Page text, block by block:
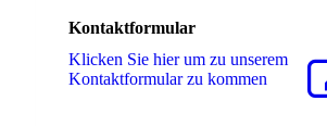
Kontaktformular
Klicken Sie hier um zu unserem
Kon­takt­for­mu­lar zu kommen